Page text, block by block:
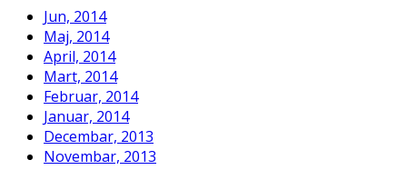
Jun, 2014
Maj, 2014
April, 2014
Mart, 2014
Februar, 2014
Januar, 2014
Decembar, 2013
Novembar, 2013